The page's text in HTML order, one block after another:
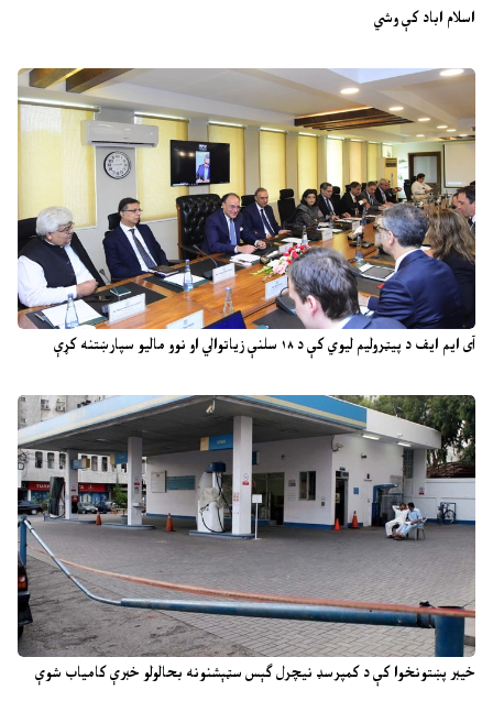
اسلام اباد کې وشي
آی ایم ایف د پیټرولیم لیوي کې د ۱۸ سلنې زیاتوالي او نوو مالیو سپارښتنه کړې
خیبر پښتونخوا کې د کمپرسډ نیچرل ګېس سټېشنونه بحالولو خبرې کامیاب شوې